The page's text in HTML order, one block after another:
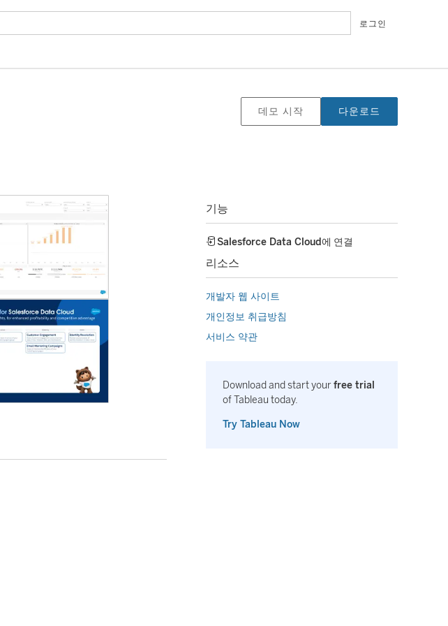
로그인
데모 시작 다운로드
기능
Salesforce Data Cloud에 연결
리소스
개발자 웹 사이트
개인정보 취급방침
서비스 약관
Download and start yourfree trial
of Tableau today.
Try Tableau Now